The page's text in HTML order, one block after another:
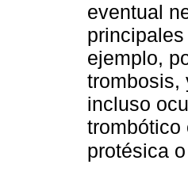
eventual
ejemplo,
trombosis,
incluso
trombótico
protésica